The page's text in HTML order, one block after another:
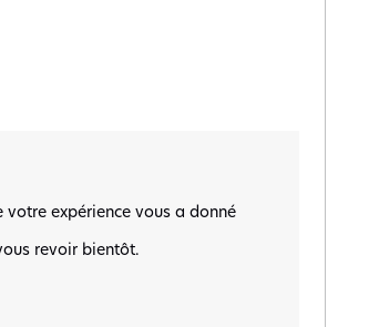
expérience vous a donné
revoir bientôt.